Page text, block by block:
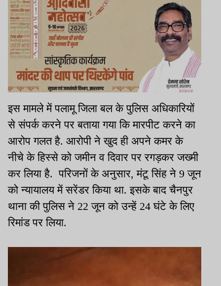
इस मामले में पलामू जिला बल के पुलिस अधिकारियों
से संपर्क करने पर बताया गया कि मारपीट करने का
आरोप गलत है. आरोपी ने खुद ही अपने कमर के
नीचे के हिस्से को जमीन व दिवार पर रगड़कर जख्मी
कर लिया है. परिजनों के अनुसार, मंटू सिंह ने 9 जून
को न्यायालय में सरेंडर किया था. इसके बाद चैनपुर
थाना की पुलिस ने 22 जून को उन्हें 24 घंटे के लिए
रिमांड पर लिया.